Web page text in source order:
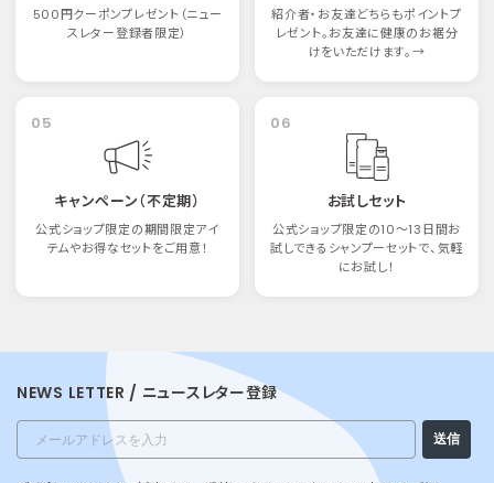
500円クーポンプレゼント（ニュー
スレター登録者限定）
紹介者・お友達どちらもポイントプ
レゼント。お友達に健康のお裾分
けをいただけます。→
05
キャンペーン（不定期）
公式ショップ限定の期間限定アイ
テムやお得なセットをご用意！
06
お試しセット
公式ショップ限定の10〜13日間お
試しできるシャンプーセットで、気軽
にお試し！
NEWS LETTER / ニュースレター登録
Email
送信